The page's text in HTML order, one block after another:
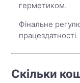
герметиком.
Фінальне
працездатності.
Скільки